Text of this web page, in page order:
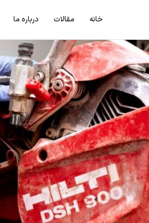
خانه مقالات درباره ما